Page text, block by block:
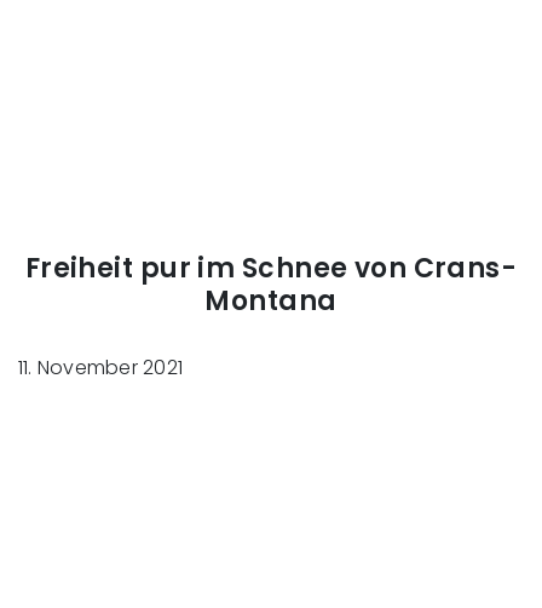
Freiheit pur im Schnee von Crans-
Montana
11. November 2021